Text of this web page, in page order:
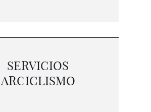
SERVICIOS
ARCICLISMO